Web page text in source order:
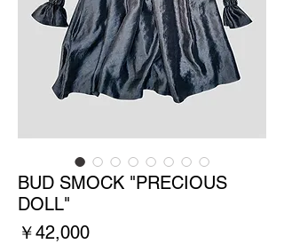
BUD SMOCK "PRECIOUS
DOLL"
￥42,000価